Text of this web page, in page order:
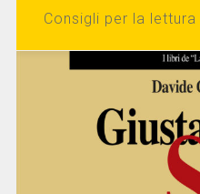
Consigli per la lettura